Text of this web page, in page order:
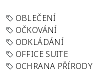
OBLEČENÍ
OČKOVÁNÍ
ODKLÁDÁNÍ
OFFICE SUITE
OCHRANA PŘÍRODY